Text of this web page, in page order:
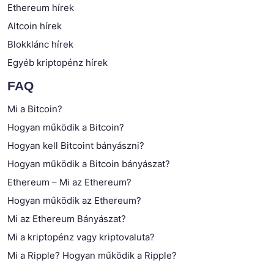
Ethereum hírek
Altcoin hírek
Blokklánc hírek
Egyéb kriptopénz hírek
FAQ
Mi a Bitcoin?
Hogyan működik a Bitcoin?
Hogyan kell Bitcoint bányászni?
Hogyan működik a Bitcoin bányászat?
Ethereum – Mi az Ethereum?
Hogyan működik az Ethereum?
Mi az Ethereum Bányászat?
Mi a kriptopénz vagy kriptovaluta?
Mi a Ripple? Hogyan működik a Ripple?